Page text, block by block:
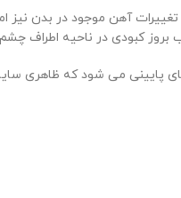
آهن موجود در بدن نیز
بروز کبودی در ناحیه اطراف
می شود که ظاهری سایه